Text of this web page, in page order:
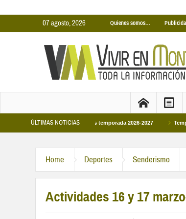
07 agosto, 2026 Quienes somos…
ÚLTIMAS NOTICIAS
Cubiertas Municipales temporada 2026-2027 Temporada de
Home Deportes Senderismo
Actividades 16 y 17